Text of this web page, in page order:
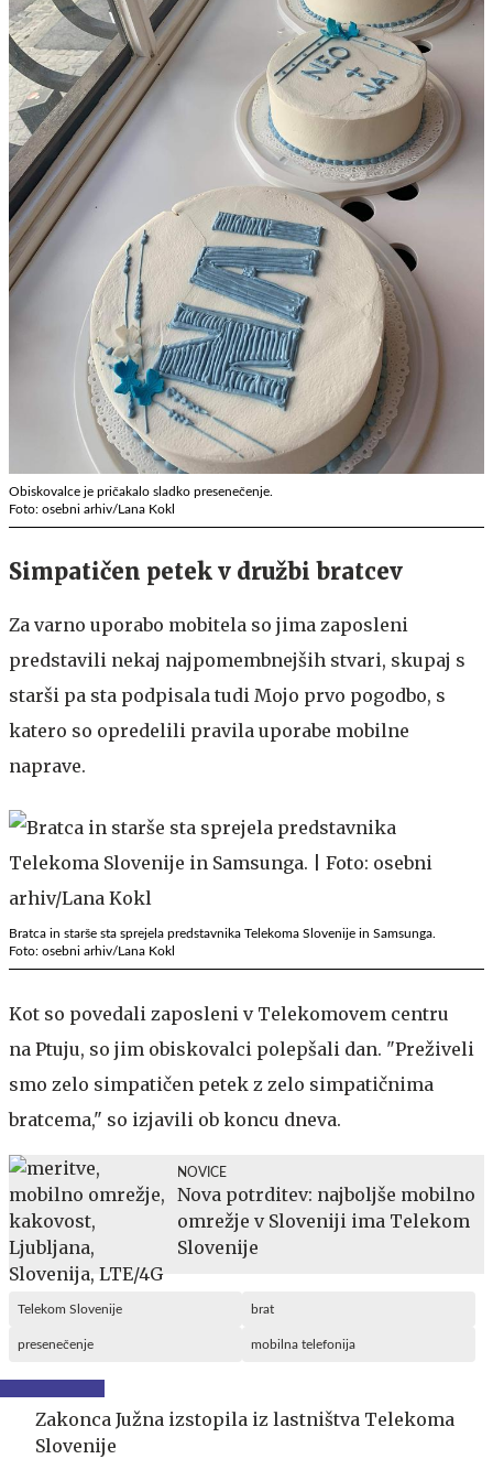
Obiskovalce je pričakalo sladko presenečenje.
Foto: osebni arhiv/Lana Kokl
Simpatičen petek v družbi bratcev
Za varno uporabo mobitela so jima zaposleni
predstavili nekaj najpomembnejših stvari, skupaj s
starši pa sta podpisala tudi Mojo prvo pogodbo, s
katero so opredelili pravila uporabe mobilne
naprave.
Bratca in starše sta sprejela predstavnika Telekoma Slovenije in Samsunga.
Foto: osebni arhiv/Lana Kokl
Kot so povedali zaposleni v Telekomovem centru
na Ptuju, so jim obiskovalci polepšali dan. "Preživeli
smo zelo simpatičen petek z zelo simpatičnima
bratcema," so izjavili ob koncu dneva.
NOVICE
Nova potrditev: najboljše mobilno
omrežje v Sloveniji ima Telekom
Slovenije
Telekom Slovenije brat
presenečenje mobilna telefonija
Zakonca Južna izstopila iz lastništva Telekoma
Slovenije